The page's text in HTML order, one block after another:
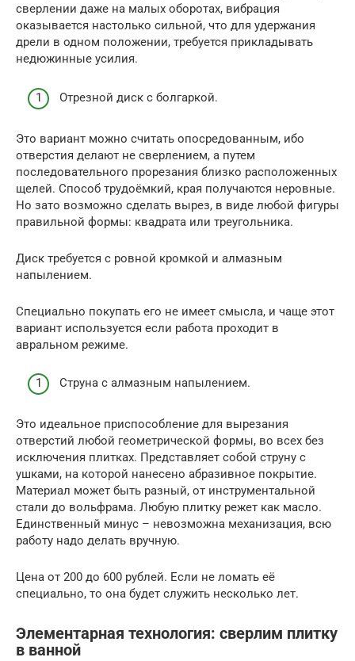
сверлении даже на малых оборотах, вибрация
оказывается настолько сильной, что для удержания
дрели в одном положении, требуется прикладывать
недюжинные усилия.
Отрезной диск с болгаркой.
Это вариант можно считать опосредованным, ибо
отверстия делают не сверлением, а путем
последовательного прорезания близко расположенных
щелей. Способ трудоёмкий, края получаются неровные.
Но зато возможно сделать вырез, в виде любой фигуры
правильной формы: квадрата или треугольника.
Диск требуется с ровной кромкой и алмазным
напылением.
Специально покупать его не имеет смысла, и чаще этот
вариант используется если работа проходит в
авральном режиме.
Струна с алмазным напылением.
Это идеальное приспособление для вырезания
отверстий любой геометрической формы, во всех без
исключения плитках. Представляет собой струну с
ушками, на которой нанесено абразивное покрытие.
Материал может быть разный, от инструментальной
стали до вольфрама. Любую плитку режет как масло.
Единственный минус – невозможна механизация, всю
работу надо делать вручную.
Цена от 200 до 600 рублей. Если не ломать её
специально, то она будет служить несколько лет.
Элементарная технология: сверлим плитку
в ванной